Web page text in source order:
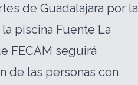
de Guadalajara por la
piscina Fuente La
FECAM seguirá
de las personas con